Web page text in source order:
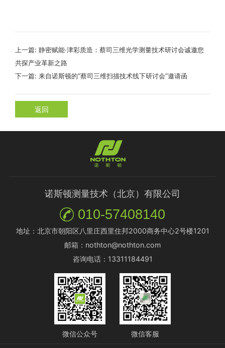
上一篇:静密赋能·津彩质造：蔡司三维光学测量技术研讨会诚邀您
共探产业革新之路
下一篇:来自诺斯顿的“蔡司三维扫描技术线下研讨会”邀请函
返回
诺斯顿测量技术（北京）有限公司
010-57408140
地址：北京市朝阳区八里庄西里住邦2000商务中心2号楼1201
邮箱：nothton@nothton.com
咨询电话：13311184491
微信公众号 微信客服